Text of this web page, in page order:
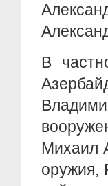
В
Михаил
оружия,